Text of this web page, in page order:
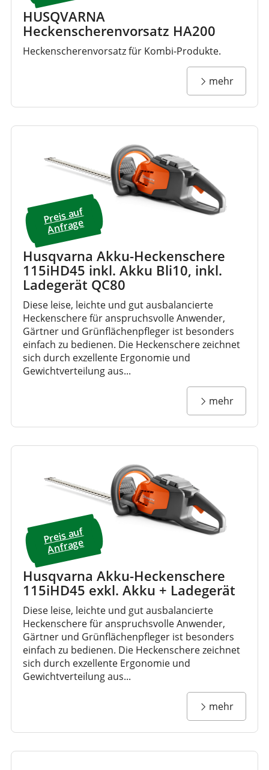
HUSQVARNA
Heckenscherenvorsatz HA200
Heckenscherenvorsatz für Kombi-Produkte.
mehr
Preis a
uf
A
nfrage
Husqvarna Akku-Heckenschere
115iHD45 inkl. Akku Bli10, inkl.
Ladegerät QC80
Diese leise, leichte und gut ausbalancierte
Heckenschere für anspruchsvolle Anwender,
Gärtner und Grünflächenpfleger ist besonders
einfach zu bedienen. Die Heckenschere zeichnet
sich durch exzellente Ergonomie und
Gewichtverteilung aus...
mehr
Preis a
uf
A
nfrage
Husqvarna Akku-Heckenschere
115iHD45 exkl. Akku + Ladegerät
Diese leise, leichte und gut ausbalancierte
Heckenschere für anspruchsvolle Anwender,
Gärtner und Grünflächenpfleger ist besonders
einfach zu bedienen. Die Heckenschere zeichnet
sich durch exzellente Ergonomie und
Gewichtverteilung aus...
mehr